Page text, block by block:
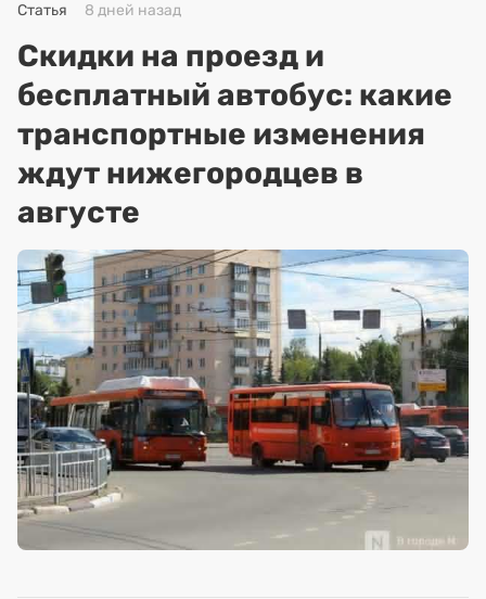
Статья 8 дней назад
Скидки на проезд и
бесплатный автобус: какие
транспортные изменения
ждут нижегородцев в
августе